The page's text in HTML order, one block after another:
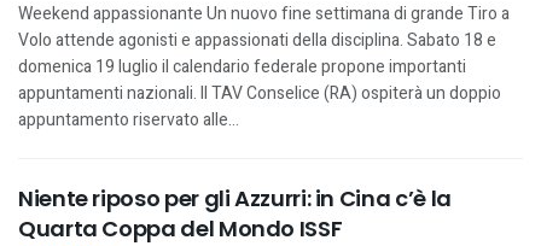
Weekend appassionante Un nuovo fine settimana di grande Tiro a
Volo attende agonisti e appassionati della disciplina. Sabato 18 e
domenica 19 luglio il calendario federale propone importanti
appuntamenti nazionali. Il TAV Conselice (RA) ospiterà un doppio
appuntamento riservato alle...
Niente riposo per gli Azzurri: in Cina c’è la
Quarta Coppa del Mondo ISSF